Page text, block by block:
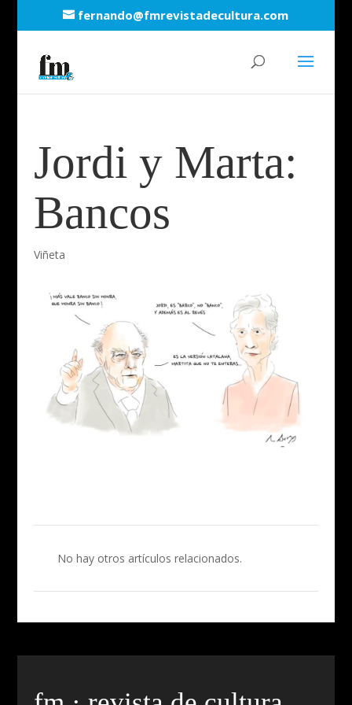
fernando@fmrevistadecultura.com
Jordi y Marta:
Bancos
Viñeta
No hay otros artículos relacionados.